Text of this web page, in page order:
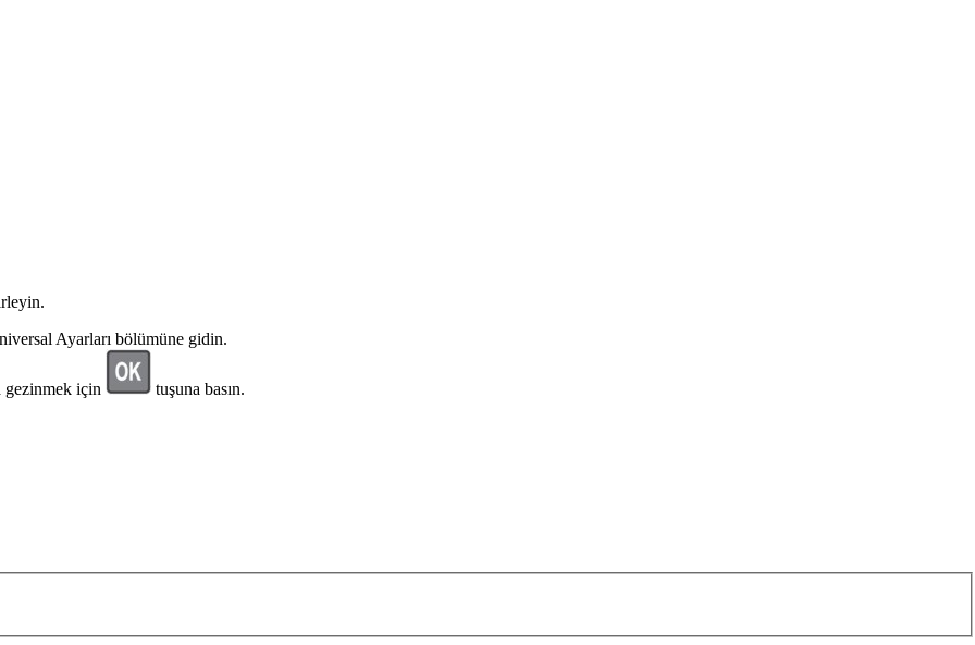
Ayarları bölümüne gidin.
gezinmek için
tuşuna basın.